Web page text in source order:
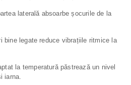
laterală absoarbe șocurile de la
bine legate reduce vibrațiile ritmice la
la temperatură păstrează un nivel
iarna.